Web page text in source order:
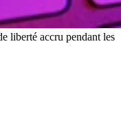
liberté accru pendant les